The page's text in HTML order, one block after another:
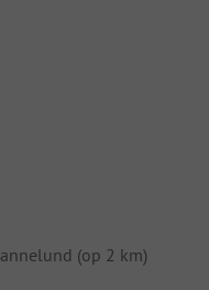
(op 2 km)